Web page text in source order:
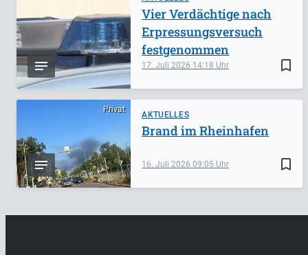
bookmark_border
17. Juli 2026 14:18
Vier Verdächtige nach
Erpressungsversuch
festgenommen
Privat
AKTUELLES
bookmark_border
16. Juli 202609:05
Brand im Rheinhafen